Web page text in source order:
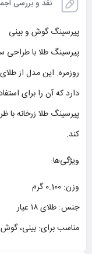
نقد و بررسی
پیرسینگ گوش و بینی
پیرسینگ طلا با طراحی
دارد که آن را برای
پیرسینگ طلا زرخانه
کند.
ویژگی‌ها:
وزن: 0.100 گرم
جنس: طلای ۱۸ عیار
مناسب برای: بینی،